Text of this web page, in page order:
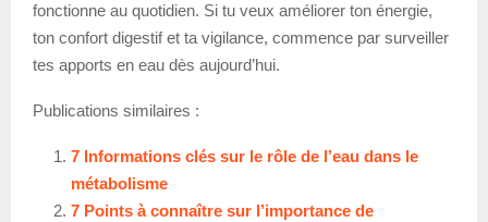
fonctionne au quotidien. Si tu veux améliorer ton énergie,
ton confort digestif et ta vigilance, commence par surveiller
tes apports en eau dès aujourd’hui.
Publications similaires :
7 Informations clés sur le rôle de l’eau dans le
métabolisme
7 Points à connaître sur l’importance de